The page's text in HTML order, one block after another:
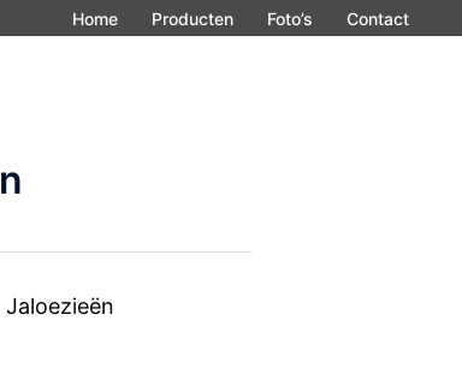
Home Producten Foto’s Contact
Jaloezieën